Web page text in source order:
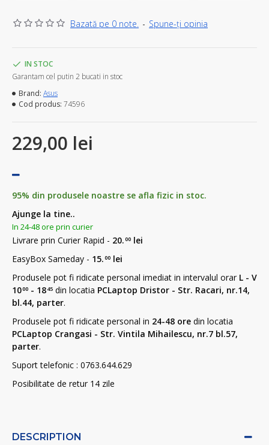
Bazată pe 0 note. - Spune-ţi opinia
229,00 lei
IN STOC
Garantam cel putin 2 bucati in stoc
Brand: Asus
Cod produs: 74596
95% din produsele noastre se afla fizic in stoc.
Ajunge la tine..
In 24-48 ore prin curier
Livrare prin Curier Rapid - 20.00lei
EasyBox Sameday - 15.00lei
Produsele pot fi ridicate personal imediat in intervalul orar L - V
1000- 1845din locatia PCLaptop Dristor - Str. Racari, nr.14,
bl.44, parter.
Produsele pot fi ridicate personal in 24-48 ore din locatia
PCLaptop Crangasi - Str. Vintila Mihailescu, nr.7 bl.57,
parter.
Suport telefonic : 0763.644.629
Posibilitate de retur 14 zile
DESCRIPTION